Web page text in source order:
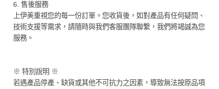
6. 售後服務
上伊美重視您的每一份訂單。您收貨後，如對產品有任何疑問、
技術支援等需求，請隨時與我們客服團隊聯繫，我們將竭誠為您
服務。
※ 特別說明 ※
若遇產品停產、缺貨或其他不可抗力之因素，導致無法按原品項